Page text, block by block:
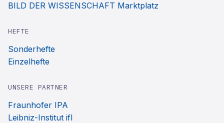
BILD DER WISSENSCHAFT Marktplatz
HEFTE
Sonderhefte
Einzelhefte
UNSERE PARTNER
Fraunhofer IPA
Leibniz-Institut ifl